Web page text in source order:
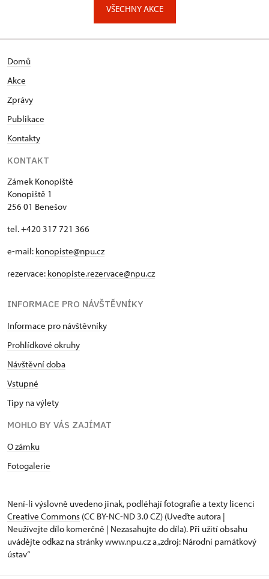
VŠECHNY AKCE
Domů
Akce
Zprávy
Publikace
Kontakty
KONTAKT
Zámek Konopiště
Konopiště 1
256 01 Benešov
tel. +420 317 721 366
e-mail: konopiste@npu.cz
rezervace: konopiste.rezervace@npu.cz
INFORMACE PRO NÁVŠTĚVNÍKY
Informace pro návštěvníky
Prohlídkové okruhy
Návštěvní doba
Vstupné
Tipy na výlety
MOHLO BY VÁS ZAJÍMAT
O zámku
Fotogalerie
Není-li výslovně uvedeno jinak, podléhají fotografie a texty licenci
Creative Commons (CC BY-NC-ND 3.0 CZ) (Uveďte autora |
Neužívejte dílo komerčně | Nezasahujte do díla). Při užití obsahu
uvádějte odkaz na stránky www.npu.cz a „zdroj: Národní památkový
ústav“